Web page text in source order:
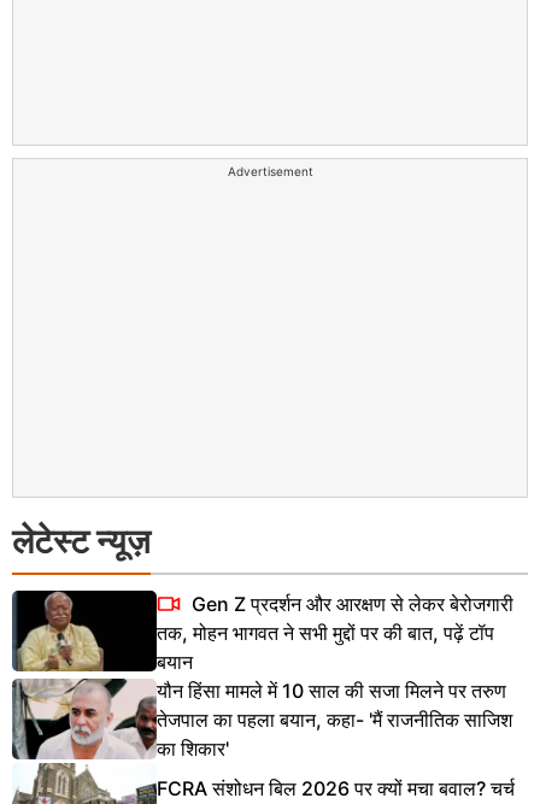
Advertisement
लेटेस्ट न्यूज़
Gen Z प्रदर्शन और आरक्षण से लेकर बेरोजगारी
तक, मोहन भागवत ने सभी मुद्दों पर की बात, पढ़ें टॉप
बयान
यौन हिंसा मामले में 10 साल की सजा मिलने पर तरुण
तेजपाल का पहला बयान, कहा- 'मैं राजनीतिक साजिश
का शिकार'
FCRA संशोधन बिल 2026 पर क्यों मचा बवाल? चर्च